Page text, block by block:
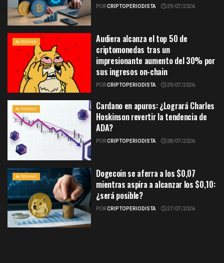
PORCRIPTOPERIODISTA 29/07/2026
ALTCOINS
Audiera alcanza el top 50 de
criptomonedas tras un
impresionante aumento del 30% por
sus ingresos on-chain
PORCRIPTOPERIODISTA 29/07/2026
ALTCOINS
Cardano en apuros: ¿Logrará Charles
Hoskinson revertir la tendencia de
ADA?
PORCRIPTOPERIODISTA 28/07/2026
ALTCOINS
Dogecoin se aferra a los $0,07
mientras aspira a alcanzar los $0,10:
¿será posible?
PORCRIPTOPERIODISTA 27/07/2026